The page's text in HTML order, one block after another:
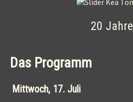
20 Jahre
Das Programm
Mittwoch, 17. Juli